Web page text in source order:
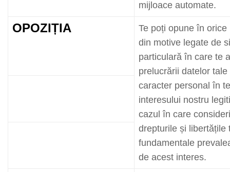
mijloace automate.
OPOZIȚIA
Te poți opune în orice
din motive legate de
particulară în care te
prelucrării datelor tale
caracter personal în
interesului nostru
cazul în care
drepturile și libertățile
fundamentale
de acest interes.